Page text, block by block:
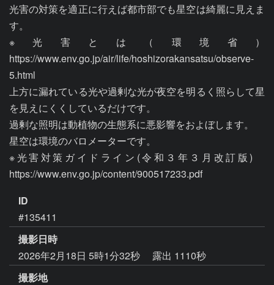
光害の対策を適正に行えば都市部でも星空は綺麗に見えま
す。
※光害とは（環境省）
https://www.env.go.jp/air/life/hoshizorakansatsu/observe-
5.html
上方に漏れている光や過剰な光が夜空を明るく照らして星
を見えにくくしているだけです。
過剰な照明は動植物の生態系に悪影響をおよぼします。
星空は環境のバロメーターです。
※光害対策ガイドライン(令和３年３月改訂版)
ID
#135411
撮影日時
2026年2月18日 5時1分32秒
露出 1110秒
撮影地